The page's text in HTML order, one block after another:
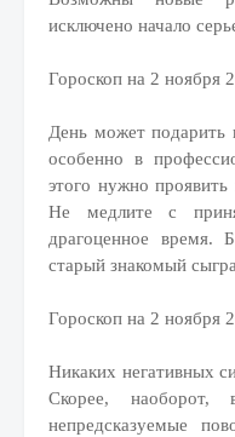
исключено начало
Гороскоп на 2 ноября
День может подарить
особенно в
этого нужно
Не медлите с
драгоценное время.
старый знакомый
Гороскоп на 2 ноября
Никаких негативных
Скорее,
непредсказуемые